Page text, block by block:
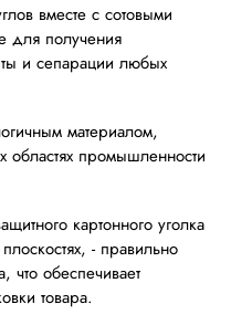
вместе с сотовыми
для получения
и сепарации любых
материалом,
областях промышленности
картонного уголка
- правильно
что обеспечивает
товара.